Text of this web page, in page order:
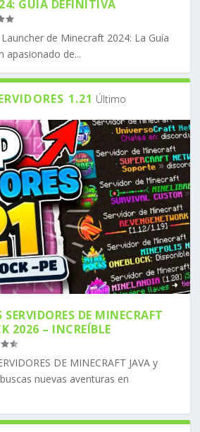
GUÍA DEFINITIVA
de Minecraft 2024: La Guía
apasionado de...
1.21 Último
SERVIDORES DE MINECRAFT
2026 – INCREÍBLE
DE MINECRAFT JAVA y
nuevas aventuras en